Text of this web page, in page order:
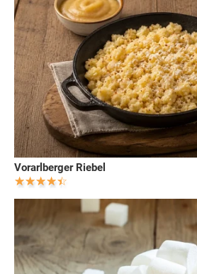
Vorarlberger Riebel